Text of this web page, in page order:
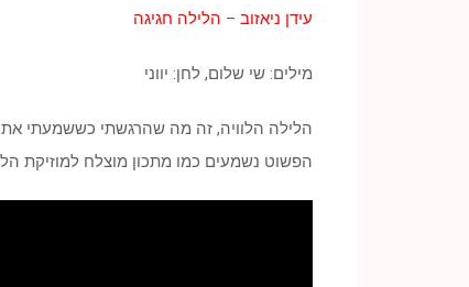
עידן ניאזוב – הלילה חגיגה
מילים: שי שלום, לחן: יווני
הלילה הלוויה, זה מה שהרגשתי כששמעתי
הפשוט נשמעים כמו מתכון מוצלח למוזיקת